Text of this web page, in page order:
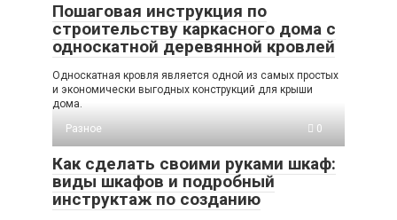
Пошаговая инструкция по
строительству каркасного дома с
односкатной деревянной кровлей
Односкатная кровля является одной из самых простых
и экономически выгодных конструкций для крыши
дома.
Разное
0
Как сделать своими руками шкаф:
виды шкафов и подробный
инструктаж по созданию